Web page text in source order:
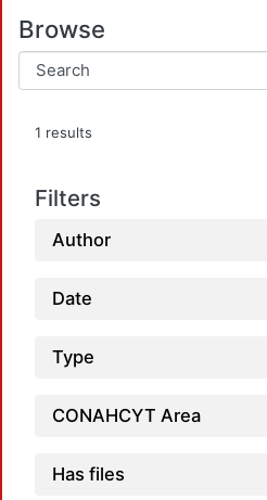
Browse
1 results
Filters
Author
Date
Type
CONAHCYT Area
Has files